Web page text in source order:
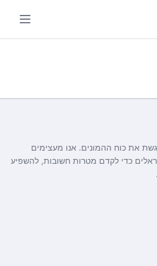
את כוח ההמונים. אנו מעצימים
כדי לקדם מטרות חשובות, להשפיע